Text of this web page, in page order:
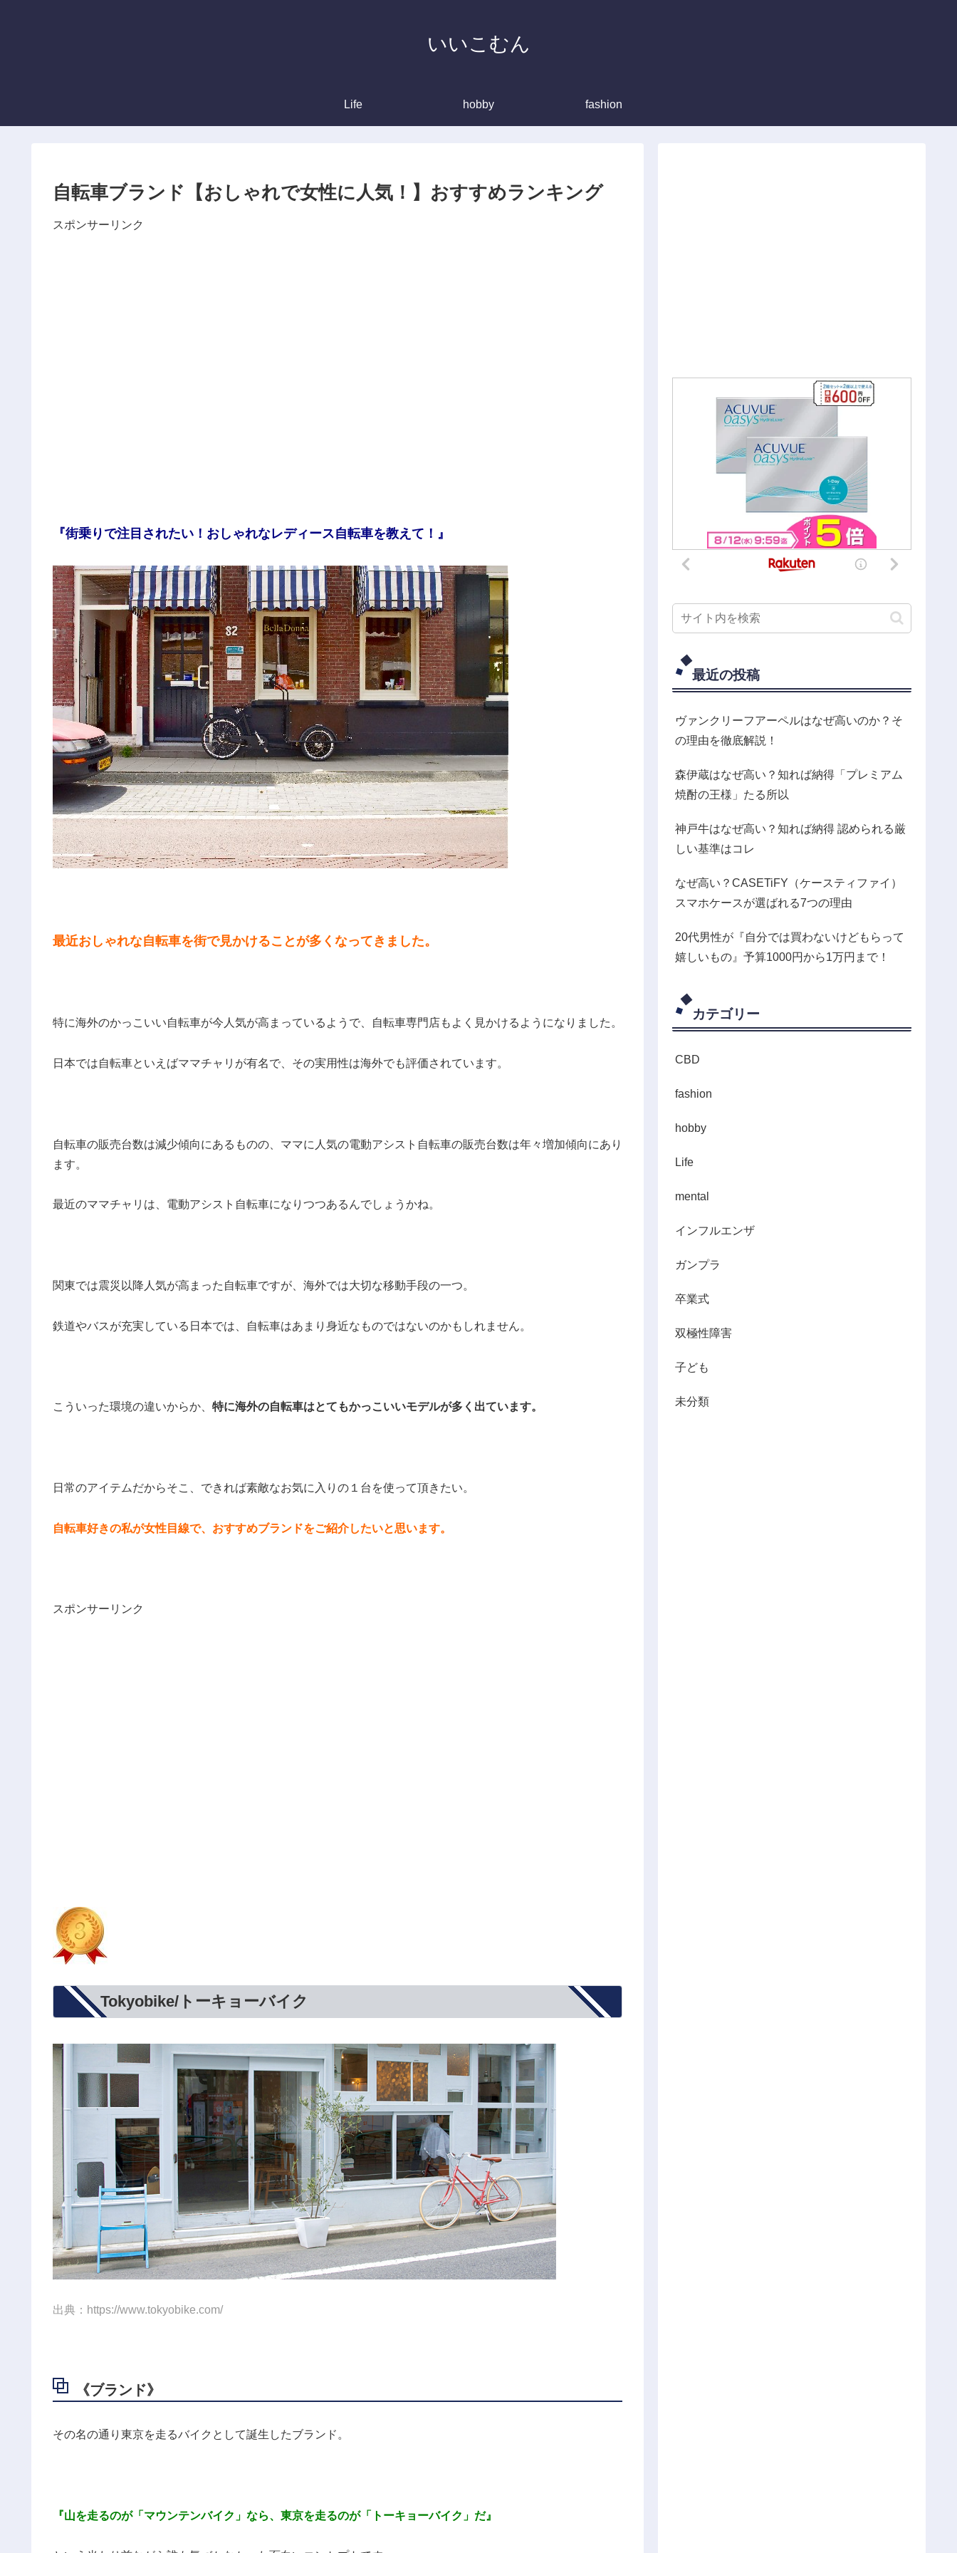
いいこむん
Life hobby fashion
自転車ブランド【おしゃれで女性に人気！】おすすめランキング
スポンサーリンク
『街乗りで注目されたい！おしゃれなレディース自転車を教えて！』
最近おしゃれな自転車を街で見かけることが多くなってきました。
特に海外のかっこいい自転車が今人気が高まっているようで、自転車専門店もよく見かけるようになりました。
日本では自転車といえばママチャリが有名で、その実用性は海外でも評価されています。
自転車の販売台数は減少傾向にあるものの、ママに人気の電動アシスト自転車の販売台数は年々増加傾向にあり
ます。
最近のママチャリは、電動アシスト自転車になりつつあるんでしょうかね。
関東では震災以降人気が高まった自転車ですが、海外では大切な移動手段の一つ。
鉄道やバスが充実している日本では、自転車はあまり身近なものではないのかもしれません。
こういった環境の違いからか、 特に海外の自転車はとてもかっこいいモデルが多く出ています。
日常のアイテムだからそこ、できれば素敵なお気に入りの１台を使って頂きたい。
自転車好きの私が女性目線で、おすすめブランドをご紹介したいと思います。
スポンサーリンク
Tokyobike/トーキョーバイク
出典：https://www.tokyobike.com/
《ブランド》
その名の通り東京を走るバイクとして誕生したブランド。
『山を走るのが「マウンテンバイク」なら、東京を走るのが「トーキョーバイク」だ』
最近の投稿
ヴァンクリーフアーペルはなぜ高いのか？そ
の理由を徹底解説！
森伊蔵はなぜ高い？知れば納得「プレミアム
焼酎の王様」たる所以
神戸牛はなぜ高い？知れば納得 認められる厳
しい基準はコレ
なぜ高い？CASETiFY（ケースティファイ）
スマホケースが選ばれる7つの理由
20代男性が『自分では買わないけどもらって
嬉しいもの』予算1000円から1万円まで！
カテゴリー
CBD
fashion
hobby
Life
mental
インフルエンザ
ガンプラ
卒業式
双極性障害
子ども
未分類